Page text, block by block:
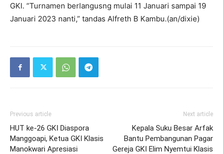
GKI. “Turnamen berlangusng mulai 11 Januari sampai 19
Januari 2023 nanti,” tandas Alfreth B Kambu.(an/dixie)
Previous article
HUT ke-26 GKI Diaspora
Manggoapi, Ketua GKI Klasis
Manokwari Apresiasi
Next article
Kepala Suku Besar Arfak
Bantu Pembangunan Pagar
Gereja GKI Elim Nyemtui Klasis